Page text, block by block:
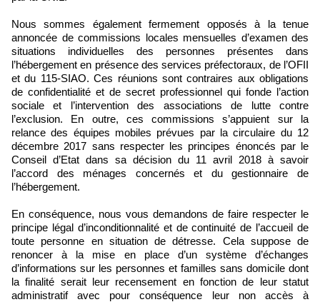
Nous sommes également fermement opposés à la tenue
annoncée de commissions locales mensuelles d’examen des
situations individuelles des personnes présentes dans
l’hébergement en présence des services préfectoraux, de l’OFII
et du 115-SIAO. Ces réunions sont contraires aux obligations
de confidentialité et de secret professionnel qui fonde l’action
sociale et l’intervention des associations de lutte contre
l’exclusion. En outre, ces commissions s’appuient sur la
relance des équipes mobiles prévues par la circulaire du 12
décembre 2017 sans respecter les principes énoncés par le
Conseil d’Etat dans sa décision du 11 avril 2018 à savoir
l’accord des ménages concernés et du gestionnaire de
l’hébergement.
En conséquence, nous vous demandons de faire respecter le
principe légal d’inconditionnalité et de continuité de l’accueil de
toute personne en situation de détresse. Cela suppose de
renoncer à la mise en place d’un système d’échanges
d’informations sur les personnes et familles sans domicile dont
la finalité serait leur recensement en fonction de leur statut
administratif avec pour conséquence leur non accès à